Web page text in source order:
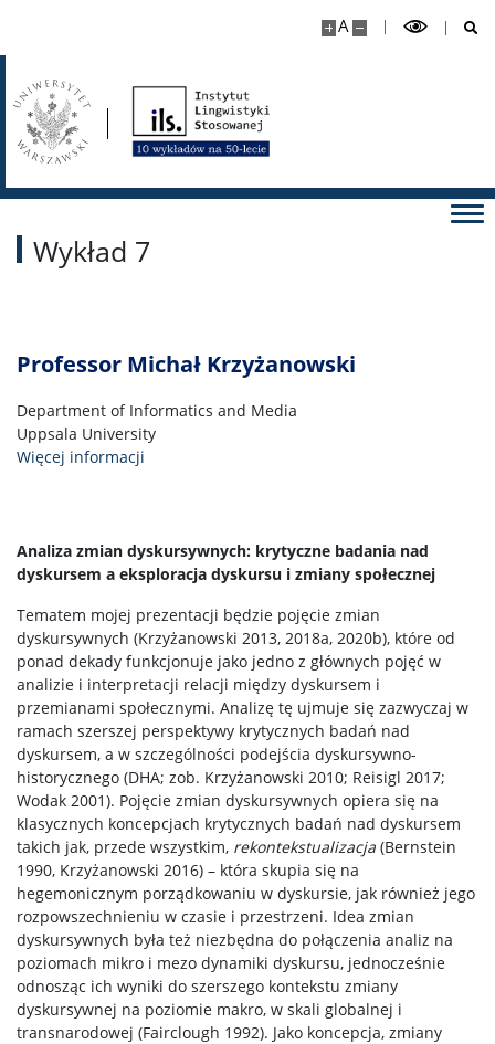
A
Wykład 7
Professor Michał Krzyżanowski
Department of Informatics and Media
Uppsala University
Więcej informacji
Analiza zmian dyskursywnych: krytyczne badania nad
dyskursem a eksploracja dyskursu i zmiany społecznej
Tematem mojej prezentacji będzie pojęcie zmian
dyskursywnych (Krzyżanowski 2013, 2018a, 2020b), które od
ponad dekady funkcjonuje jako jedno z głównych pojęć w
analizie i interpretacji relacji między dyskursem i
przemianami społecznymi. Analizę tę ujmuje się zazwyczaj w
ramach szerszej perspektywy krytycznych badań nad
dyskursem, a w szczególności podejścia dyskursywno-
historycznego (DHA; zob. Krzyżanowski 2010; Reisigl 2017;
Wodak 2001). Pojęcie zmian dyskursywnych opiera się na
klasycznych koncepcjach krytycznych badań nad dyskursem
takich jak, przede wszystkim, rekontekstualizacja (Bernstein
1990, Krzyżanowski 2016) – która skupia się na
hegemonicznym porządkowaniu w dyskursie, jak również jego
rozpowszechnieniu w czasie i przestrzeni. Idea zmian
dyskursywnych była też niezbędna do połączenia analiz na
poziomach mikro i mezo dynamiki dyskursu, jednocześnie
odnosząc ich wyniki do szerszego kontekstu zmiany
dyskursywnej na poziomie makro, w skali globalnej i
transnarodowej (Fairclough 1992). Jako koncepcja, zmiany